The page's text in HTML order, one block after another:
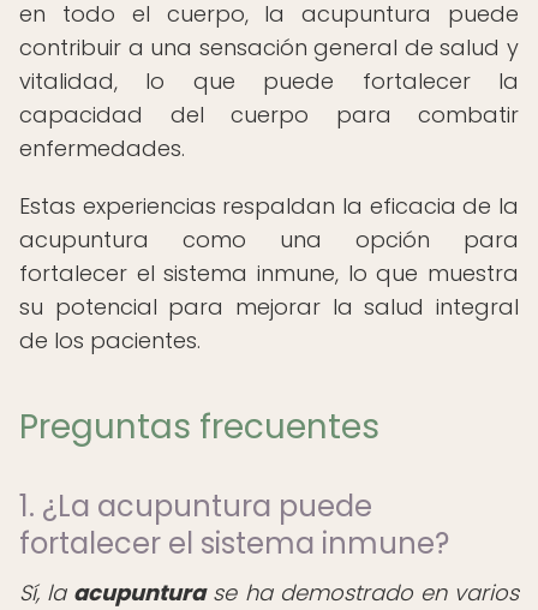
en todo el cuerpo, la acupuntura puede
contribuir a una sensación general de salud y
vitalidad, lo que puede fortalecer la
capacidad del cuerpo para combatir
enfermedades.
Estas experiencias respaldan la eficacia de la
acupuntura como una opción para
fortalecer el sistema inmune, lo que muestra
su potencial para mejorar la salud integral
de los pacientes.
Preguntas frecuentes
1. ¿La acupuntura puede
fortalecer el sistema inmune?
Sí, la acupunturase ha demostrado en varios